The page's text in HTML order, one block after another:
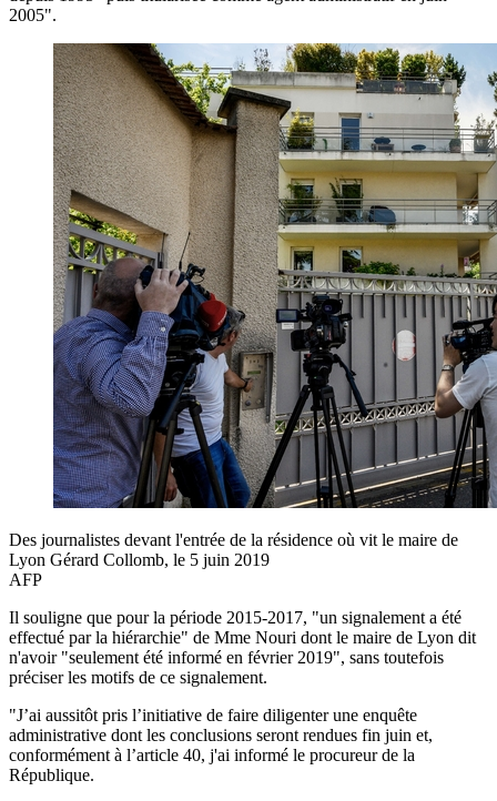
2005".
Des journalistes devant l'entrée de la résidence où vit le maire de
Lyon Gérard Collomb, le 5 juin 2019
AFP
Il souligne que pour la période 2015-2017, "un signalement a été
effectué par la hiérarchie" de Mme Nouri dont le maire de Lyon dit
n'avoir "seulement été informé en février 2019", sans toutefois
préciser les motifs de ce signalement.
"J’ai aussitôt pris l’initiative de faire diligenter une enquête
administrative dont les conclusions seront rendues fin juin et,
conformément à l’article 40, j'ai informé le procureur de la
République.